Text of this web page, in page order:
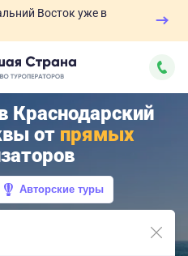
Восток уже в
Краснодарский
от прямых
Авторские туры